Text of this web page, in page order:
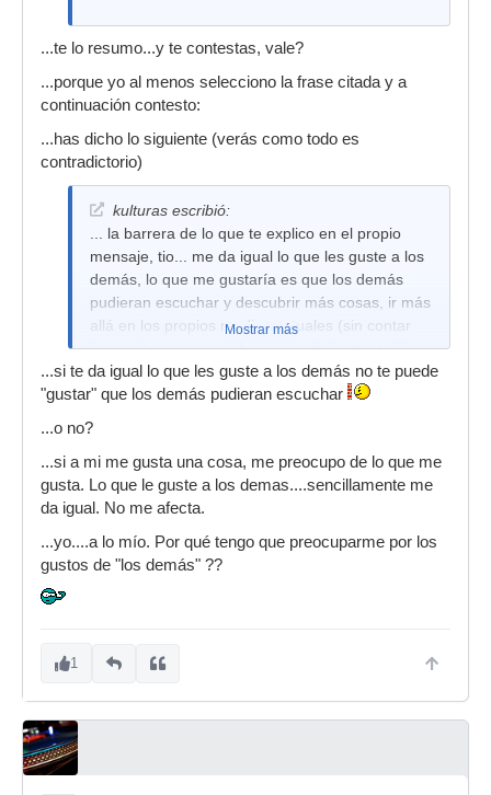
...te lo resumo...y te contestas, vale?
...porque yo al menos selecciono la frase citada y a
continuación contesto:
...has dicho lo siguiente (verás como todo es
contradictorio)
kulturas escribió:
... la barrera de lo que te explico en el propio
mensaje, tio... me da igual lo que les guste a los
demás, lo que me gustaría es que los demás
pudieran escuchar y descubrir más cosas, ir más
allá en los propios medios actuales (sin contar
internet), creo que lo he explicado bastante bien
antes... y si, claro que me preocupa, porque
viendo lo que suena por todas partes y lo que
Mostrar más
...si te da igual lo que les guste a los demás no te puede
"gustar" que los demás pudieran escuchar
...o no?
...si a mi me gusta una cosa, me preocupo de lo que me
gusta. Lo que le guste a los demas....sencillamente me
da igual. No me afecta.
...yo....a lo mío. Por qué tengo que preocuparme por los
gustos de "los demás" ??
1